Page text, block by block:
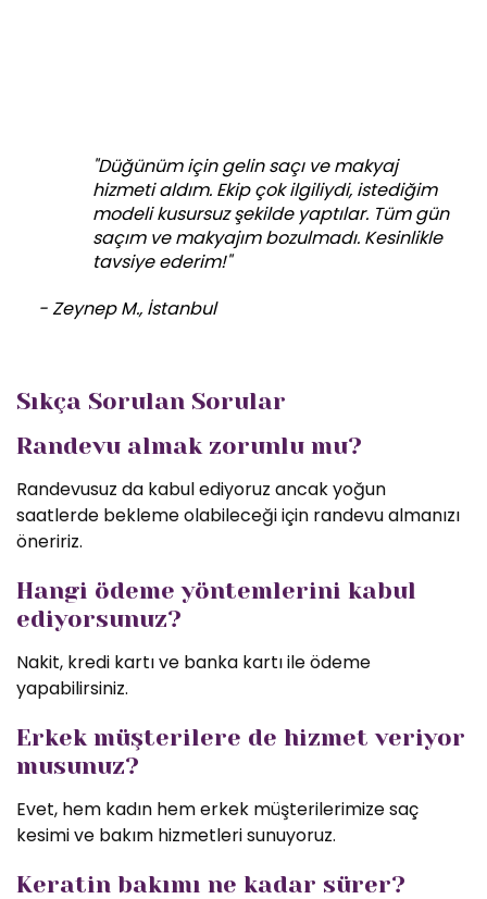
"Düğünüm için gelin saçı ve makyaj
hizmeti aldım. Ekip çok ilgiliydi, istediğim
modeli kusursuz şekilde yaptılar. Tüm gün
saçım ve makyajım bozulmadı. Kesinlikle
tavsiye ederim!"
- Zeynep M., İstanbul
Sıkça Sorulan Sorular
Randevu almak zorunlu mu?
Randevusuz da kabul ediyoruz ancak yoğun
saatlerde bekleme olabileceği için randevu almanızı
öneririz.
Hangi ödeme yöntemlerini kabul
ediyorsunuz?
Nakit, kredi kartı ve banka kartı ile ödeme
yapabilirsiniz.
Erkek müşterilere de hizmet veriyor
musunuz?
Evet, hem kadın hem erkek müşterilerimize saç
kesimi ve bakım hizmetleri sunuyoruz.
Keratin bakımı ne kadar sürer?